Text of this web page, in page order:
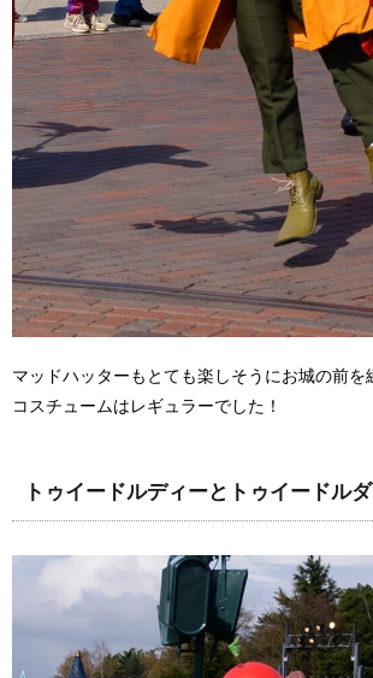
マッドハッターもとても楽しそうにお城の前を
コスチュームはレギュラーでした！
トゥイードルディーとトゥイードル